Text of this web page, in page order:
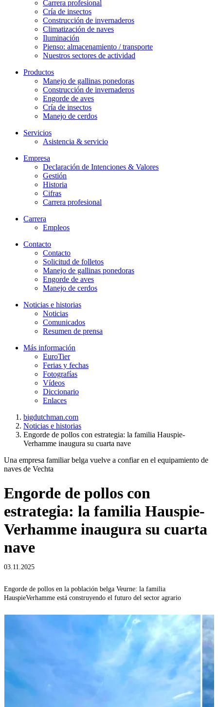
Carrera profesional
Cría de insectos
Construcción de invernaderos
Climatización de naves
Iluminación
Pienso: almacenamiento / transporte
Nuestros sectores de actividad
Productos
Manejo de gallinas ponedoras
Construcción de invernaderos
Engorde de aves
Cría de insectos
Manejo de cerdos
Servicios
Asistencia & servicio
Empresa
Declaración de Intenciones & Valores
Gestión
Historia
Cifras
Carrera profesional
Carrera
Empleos
Contacto
Contacto
Solicitud de folletos
Manejo de gallinas ponedoras
Engorde de aves
Manejo de cerdos
Noticias e historias
Noticias
Comunicados
Resumen de prensa
Más información
EuroTier
Ferias y fechas
Fotografías
Vídeos
Diccionario
Enlaces
bigdutchman.com
Noticias e historias
Engorde de pollos con estrategia: la familia Hauspie-
Verhamme inaugura su cuarta nave
Una empresa familiar belga vuelve a confiar en el equipamiento de
naves de Vechta
Engorde de pollos con
estrategia: la familia Hauspie-
Verhamme inaugura su cuarta
nave
03.11.2025
Engorde de pollos en la población belga Veurne: la familia
HauspieVerhamme está construyendo el futuro del sector agrario